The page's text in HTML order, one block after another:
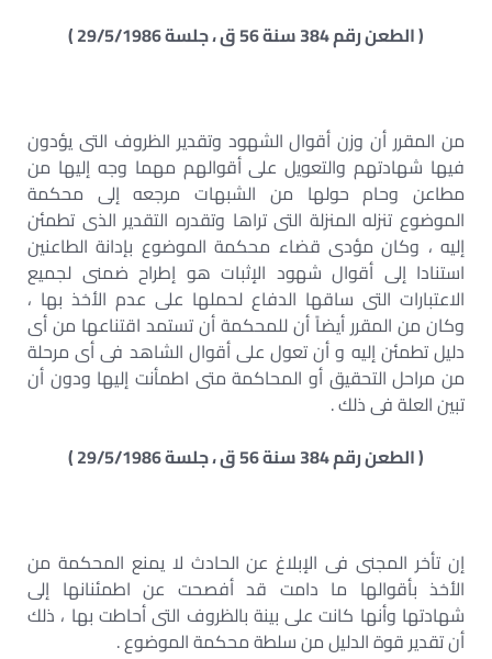
( الطعن رقم 384 سنة 56 ق ، جلسة 29/5/1986 )
من المقرر أن وزن أقوال الشهود وتقدير الظروف التى يؤدون
فيها شهادتهم والتعويل على أقوالهم مهما وجه إليها من
مطاعن وحام حولها من الشبهات مرجعه إلى محكمة
الموضوع تنزله المنزلة التى تراها وتقدره التقدير الذى تطمئن
إليه ، وكان مؤدى قضاء محكمة الموضوع بإدانة الطاعنين
استنادا إلى أقوال شهود الإثبات هو إطراح ضمنى لجميع
الاعتبارات التى ساقها الدفاع لحملها على عدم الأخذ بها ،
وكان من المقرر أيضاً أن للمحكمة أن تستمد اقتناعها من أى
دليل تطمئن إليه و أن تعول على أقوال الشاهد فى أى مرحلة
من مراحل التحقيق أو المحاكمة متى اطمأنت إليها ودون أن
تبين العلة فى ذلك .
( الطعن رقم 384 سنة 56 ق ، جلسة 29/5/1986 )
إن تأخر المجنى فى الإبلاغ عن الحادث لا يمنع المحكمة من
الأخذ بأقوالها ما دامت قد أفصحت عن اطمئنانها إلى
شهادتها وأنها كانت على بينة بالظروف التى أحاطت بها ، ذلك
أن تقدير قوة الدليل من سلطة محكمة الموضوع .